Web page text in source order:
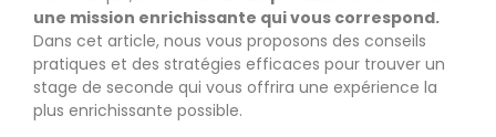
une mission enrichissante qui vous correspond.
Dans cet article, nous vous proposons des conseils
pratiques et des stratégies efficaces pour trouver un
stage de seconde qui vous offrira une expérience la
plus enrichissante possible.